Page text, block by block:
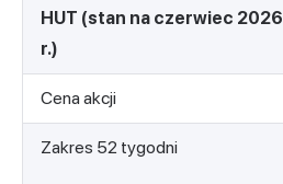
HUT (stan na czerwiec 2026
r.)
Cena akcji
Zakres 52 tygodni